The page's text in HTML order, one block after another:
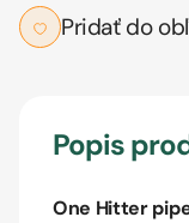
Pridať do
Popis
One Hitter